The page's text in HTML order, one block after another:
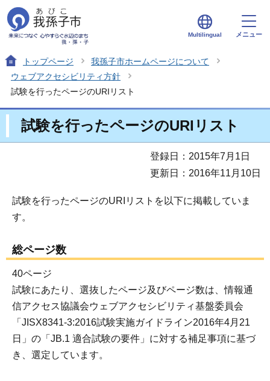
Multilingual メニュー
トップページ
我孫子市ホームページについて
ウェブアクセシビリティ方針
試験を行ったページのURIリスト
試験を行ったページのURIリスト
登録日：2015年7月1日
更新日：2016年11月10日
試験を行ったページのURIリストを以下に掲載していま
す。
総ページ数
40ページ
試験にあたり、選抜したページ及びページ数は、情報通
信アクセス協議会ウェブアクセシビリティ基盤委員会
「JISX8341-3:2016試験実施ガイドライン2016年4月21
日」の「JB.1 適合試験の要件」に対する補足事項に基づ
き、選定しています。